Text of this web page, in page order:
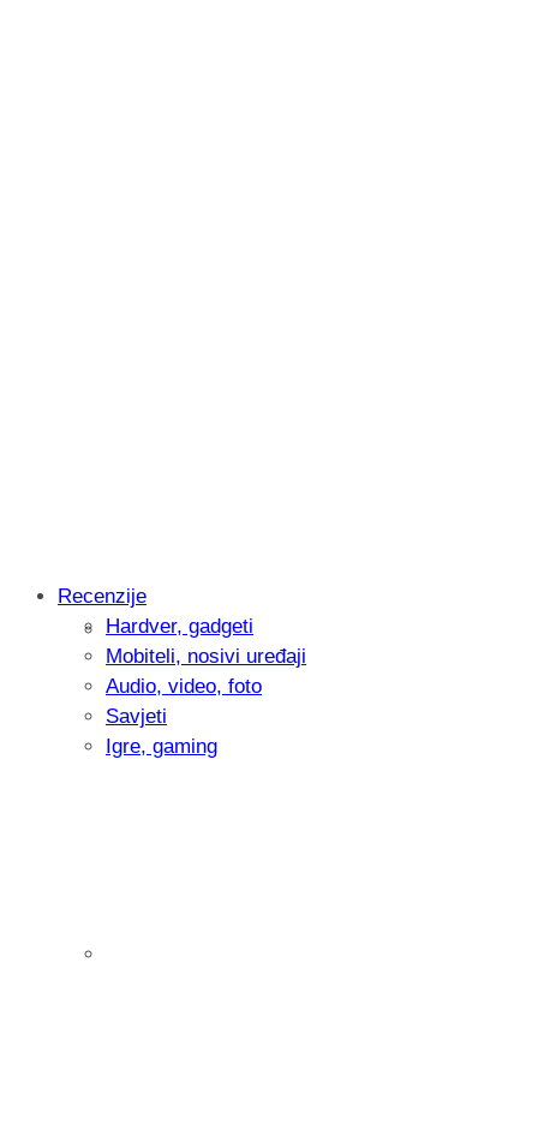
Intervju: Goran Jović, fotograf -
Recenzije
Hardver, gadgeti
Mobiteli, nosivi uređaji
Audio, video, foto
Savjeti
Igre, gaming